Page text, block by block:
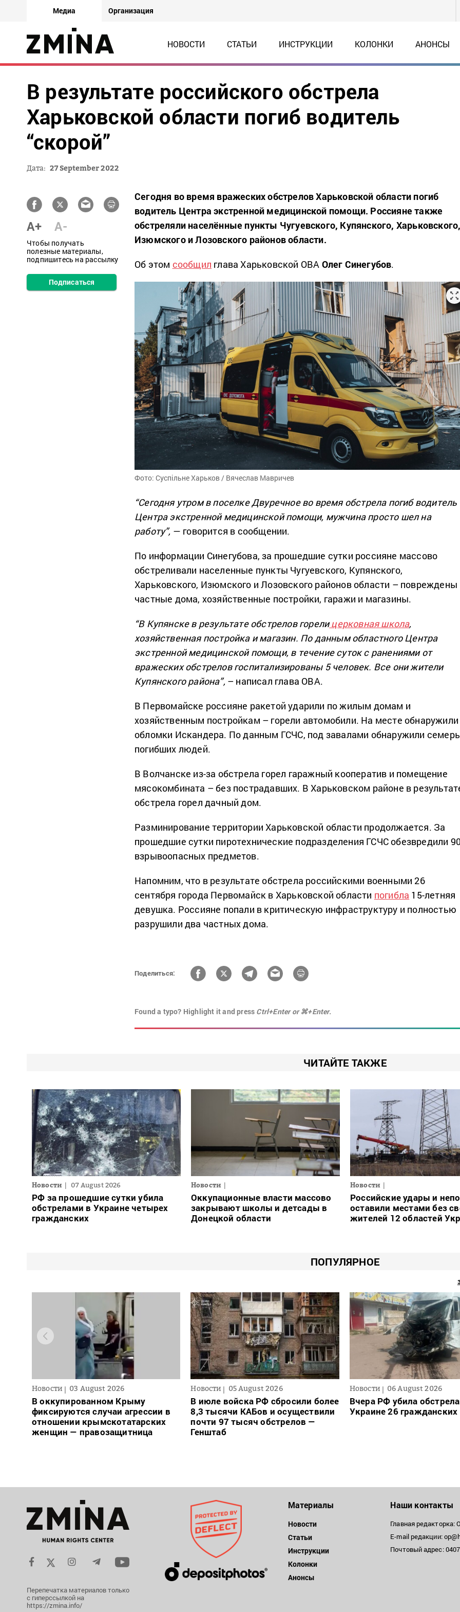
Медиа Организация
НОВОСТИ СТАТЬИ ИНСТРУКЦИИ КОЛОНКИ АНОНСЫ
В результате российского обстрела
Харьковской области погиб водитель
“скорой”
Дата: 27 September 2022
A+ A-
Чтобы получать
полезные материалы,
подпишитесь на рассылку
Подписаться
Сегодня во время вражеских обстрелов Харьковской области погиб
водитель Центра экстренной медицинской помощи. Россияне также
обстреляли населённые пункты Чугуевского, Купянского, Харьковского,
Изюмского и Лозовского районов области.
Об этом сообщил глава Харьковской ОВА Олег Синегубов.
Фото: Суспільне Харьков / Вячеслав Мавричев
“Сегодня утром в поселке Двуречное во время обстрела погиб водитель
Центра экстренной медицинской помощи, мужчина просто шел на
работу”, — говорится в сообщении.
По информации Синегубова, за прошедшие сутки россияне массово
обстреливали населенные пункты Чугуевского, Купянского,
Харьковского, Изюмского и Лозовского районов области – повреждены
частные дома, хозяйственные постройки, гаражи и магазины.
“В Купянске в результате обстрелов горелицерковная школа,
хозяйственная постройка и магазин. По данным областного Центра
экстренной медицинской помощи, в течение суток с ранениями от
вражеских обстрелов госпитализированы 5 человек. Все они жители
Купянского района”,– написал глава ОВА.
В Первомайске россияне ракетой ударили по жилым домам и
хозяйственным постройкам – горели автомобили. На месте обнаружили
обломки Искандера. По данным ГСЧС, под завалами обнаружили
погибших людей.
В Волчанске из-за обстрела горел гаражный кооператив и помещение
мясокомбината – без пострадавших. В Харьковском районе в
обстрела горел дачный дом.
Разминирование территории Харьковской области продолжается. За
прошедшие сутки пиротехнические подразделения ГСЧС обезвредили
взрывоопасных предметов.
Напомним, что в результате обстрела российскими военными 26
сентября города Первомайск в Харьковской области погибла 15-летняя
девушка. Россияне попали в критическую инфраструктуру и полностью
разрушили два частных дома.
Поделиться:
Found a typo? Highlight it and press Ctrl+Enter or ⌘+Enter.
ЧИТАЙТЕ ТАКЖЕ
Новости 07 August 2026
РФ за прошедшие сутки убила
обстрелами в Украине четырех
гражданских
Новости
Оккупационные власти массово
закрывают школы и детсады в
Донецкой области
Новости
Российские удары и
оставили местами без
жителей 12 областей
ПОПУЛЯРНОЕ
Новости 03 August 2026
В оккупированном Крыму
фиксируются случаи агрессии в
отношении крымскотатарских
женщин — правозащитница
Новости 05 August 2026
В июле войска РФ сбросили более
8,3 тысячи КАБов и осуществили
почти 97 тысяч обстрелов —
Генштаб
Новости 06 August 2026
Вчера РФ убила
Украине 26 гражданских
Перепечатка материалов только
с гиперссылкой на
https://zmina.info/
Материалы
Новости
Статьи
Инструкции
Колонки
Анонсы
Наши контакты
Главная редакторка:
E-mail редакции:
Почтовый адрес: